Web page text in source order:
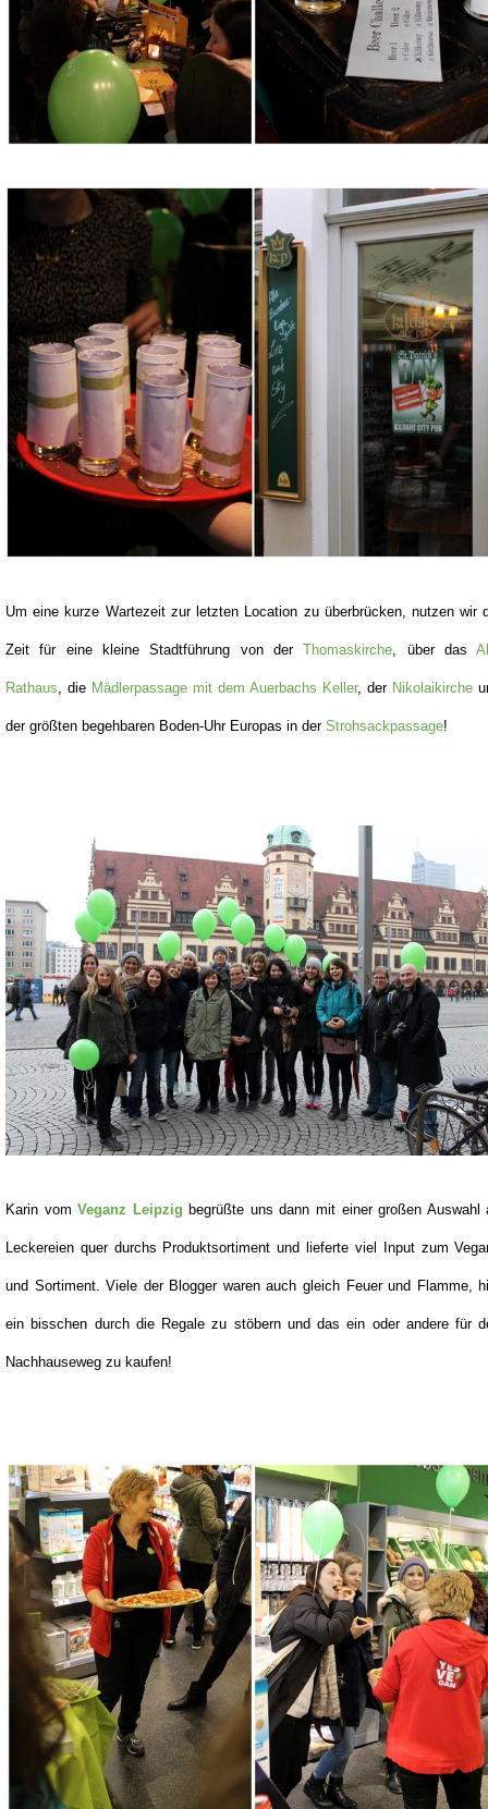
Um eine kurze Wartezeit zur letzten Location zu überbrücken, nutzen wir
Zeit für eine kleine Stadtführung von derThomaskirche, über das
Rathaus, die Mädlerpassage mit dem Auerbachs Keller, der Nikolaikirche
der größten begehbaren Boden-Uhr Europas in der Strohsackpassage!
Karin vomVeganz Leipzig begrüßte uns dann mit einer großen Auswahl
Leckereien quer durchs Produktsortiment und lieferte viel Input zum
und Sortiment. Viele der Blogger waren auch gleich Feuer und Flamme,
ein bisschen durch die Regale zu stöbern und das ein oder andere für
Nachhauseweg zu kaufen!